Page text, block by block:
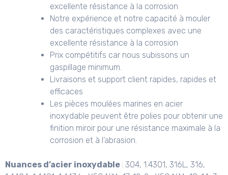
excellente résistance à la corrosion
Notre expérience et notre capacité à mouler
des caractéristiques complexes avec une
excellente résistance à la corrosion
Prix ​​compétitifs car nous subissons un
gaspillage minimum.
Livraisons et support client rapides, rapides et
efficaces
Les pièces moulées marines en acier
inoxydable peuvent être polies pour obtenir une
finition miroir pour une résistance maximale à la
corrosion et à l’abrasion.
Nuances d’acier inoxydable : 304, 1.4301, 316L, 316,